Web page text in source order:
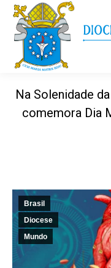
Na Solenidade
comemora Dia
Brasil
Diocese
Mundo